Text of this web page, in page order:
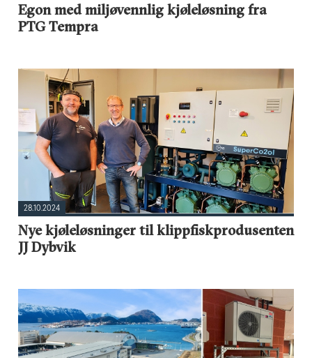
Egon med miljøvennlig kjøleløsning fra
PTG Tempra
28.10.2024
Nye kjøleløsninger til klippfiskprodusenten
JJ Dybvik